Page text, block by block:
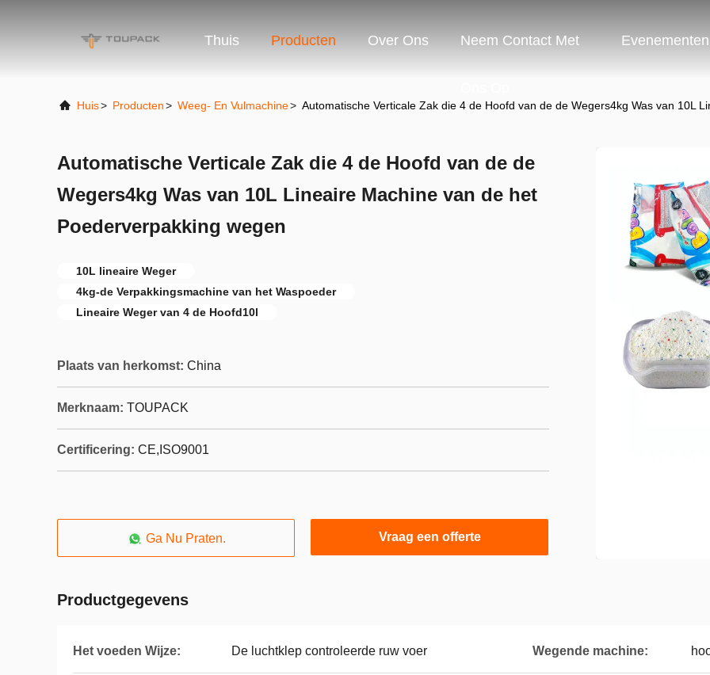
Thuis Producten Over Ons Neem Contact Met Evenementen
Huis> Producten> Weeg- En Vulmachine> Automatische Verticale Zak die 4 de Hoofd van de de Wegers4kg Was van 10L
Automatische Verticale Zak die 4 de Hoofd van de de
Wegers4kg Was van 10L Lineaire Machine van de het
Poederverpakking wegen
10L lineaire Weger
4kg-de Verpakkingsmachine van het Waspoeder
Lineaire Weger van 4 de Hoofd10l
Plaats van herkomst: China
Merknaam: TOUPACK
Certificering: CE,ISO9001
Ga Nu Praten. Vraag een offerte
Productgegevens
Het voeden Wijze: De luchtklep controleerde ruw voer Wegende machine: